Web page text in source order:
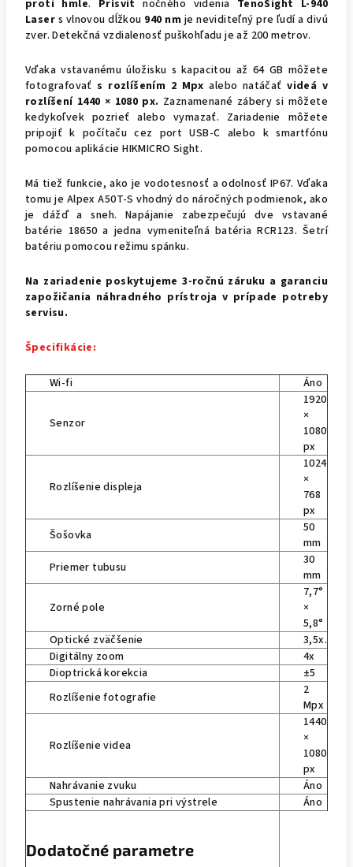
proti hmle. Prísvit nočného videnia TenoSight L-940
Laser s vlnovou dĺžkou 940 nm je neviditeľný pre ľudí a divú
zver. Detekčná vzdialenosť puškohľadu je až 200 metrov.
Vďaka vstavanému úložisku s kapacitou až 64 GB môžete
fotografovaťs rozlíšením 2 Mpx alebo natáčaťvideá v
rozlíšení 1440 × 1080 px. Zaznamenané zábery si môžete
kedykoľvek pozrieť alebo vymazať. Zariadenie môžete
pripojiť k počítaču cez port USB-C alebo k smartfónu
pomocou aplikácie HIKMICRO Sight.
Má tiež funkcie, ako je vodotesnosť a odolnosť IP67. Vďaka
tomu je Alpex A50T-S vhodný do náročných podmienok, ako
je dážď a sneh. Napájanie zabezpečujú dve vstavané
batérie 18650 a jedna vymeniteľná batéria RCR123. Šetrí
batériu pomocou režimu spánku.
Na zariadenie poskytujeme 3-ročnú záruku a garanciu
zapožičania náhradného prístroja v prípade potreby
servisu.
Špecifikácie:
Wi-fi Áno
Senzor
1920
×
1080
px
Rozlíšenie displeja
1024
×
768
px
Šošovka
50
mm
Priemer tubusu
30
mm
Zorné pole
7,7°
×
5,8°
Optické zväčšenie
3,5x.
Digitálny zoom
4x
Dioptrická korekcia
±5
Rozlíšenie fotografie
2
Mpx
Rozlíšenie videa
1440
×
1080
px
Nahrávanie zvuku
Áno
Spustenie nahrávania pri výstrele
Áno
Dodatočné parametre